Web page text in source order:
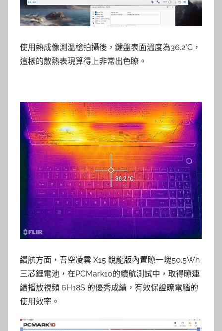
使用熱成像測溫槍拍攝後，鍵盤表面溫度為36.2°C，
這樣的散熱表現算得上非常出色瞭。
續航方面，吾空凌雲 X15 銳龍版內置瞭一塊50.5Wh
三芯鋰電池，在PCMark10的續航測試中，取得瞭連
續播放視頻 6H18S 的優秀成績，有效保證瞭電腦的
使用效率。